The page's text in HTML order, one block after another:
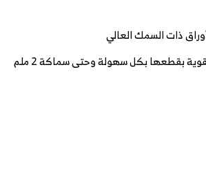
ذات السمك العالي